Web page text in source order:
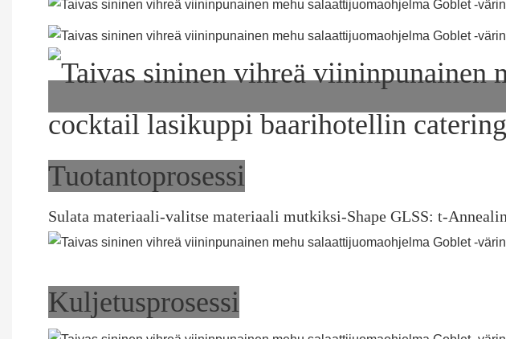
Tuotantoprosessi
Sulata materiaali-valitse materiaali mutkiksi-Shape GLSS: t-
Kuljetusprosessi